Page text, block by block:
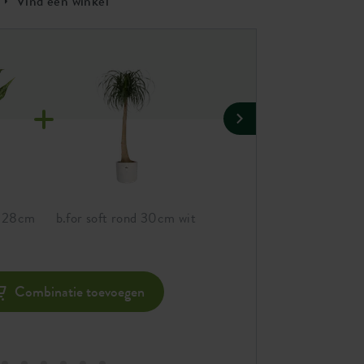
b.for soft rond 30cm wit
Combinatie toevoegen